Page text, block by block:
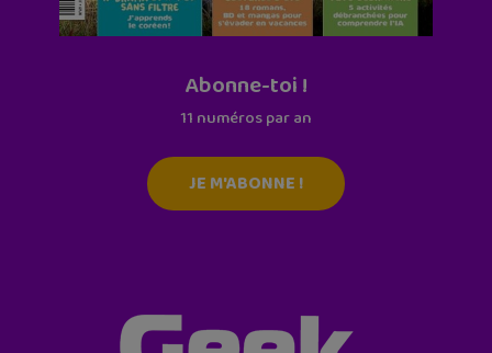
Abonne-toi !
11 numéros par an
JE M'ABONNE !